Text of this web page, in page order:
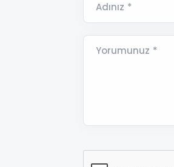
Adınız *
Yorumunuz *